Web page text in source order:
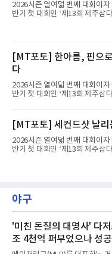
2026시즌 열여덟 번째 대회이
반기 첫 대회인 ‘제13회 제주삼
트(파72/6,767야드)에서 열리고
3라운드 경기가 펼쳐지고 있다.
에서 경기하고 있다.
[MT포토] 한아름, 핀으
다
2026시즌 열여덟 번째 대회이
반기 첫 대회인 ‘제13회 제주삼
제주도 서귀포시에 위치한 테디
트(파72/6,767야드)에서 열리고
3라운드 경기가 펼쳐지고 있다.
에서 경기하고 있다.
[MT포토] 세컨드샷 날리
2026시즌 열여덟 번째 대회이
반기 첫 대회인 ‘제13회 제주삼
에서 경기하고 있다.
야구
'미친 돈질의 대명사' 다
조 4천억 퍼부었으나 성
오타니와 야마모토뿐